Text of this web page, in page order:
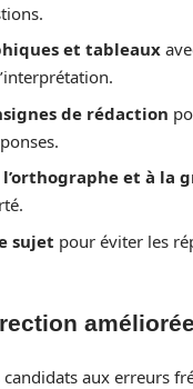
et tableaux
de rédaction
et à la
sujet pour éviter les
améliorée
candidats aux erreurs